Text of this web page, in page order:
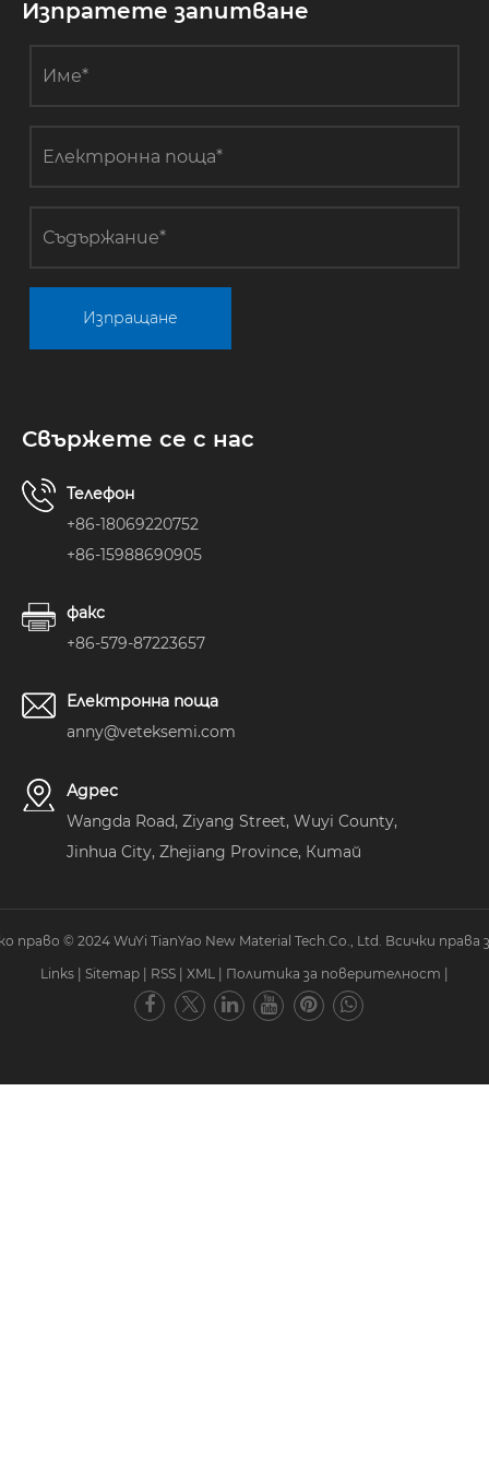
Изпратете запитване
Изпращане
Свържете се с нас
Телефон
+86-18069220752
+86-15988690905
факс
+86-579-87223657
Електронна поща
anny@veteksemi.com
Адрес
Wangda Road, Ziyang Street, Wuyi County,
Jinhua City, Zhejiang Province, Китай
право © 2024 WuYi TianYao New Material Tech.Co., Ltd. Всички права
Links | Sitemap | RSS | XML | Политика за поверителност |